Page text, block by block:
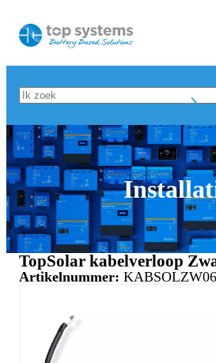
TopSolar kabelverloop
Artikelnummer: